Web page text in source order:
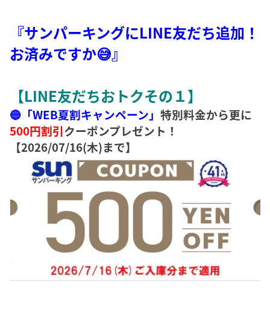
『サンパーキングにLINE友だち追加！
お済みですか😅』
【LINE友だちおトクその１】
🔵「WEB夏割キャンペーン」 特別料金から更に
500円割引クーポンプレゼント！
【2026/07/16(木)まで】